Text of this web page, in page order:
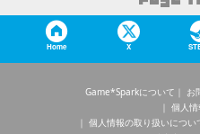
Home X
Game*Sparkについて お
個人
個人情報の取り扱いについ